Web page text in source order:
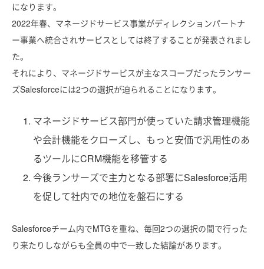
になります。
2022年春、マネージドサービス事業がディレクションパートナ
ー事業へ統合されサービスとしては終了することが発表されまし
た。
それにより、マネージドサービスが主なスコープだったランサー
ズSalesforceには2つの選択が迫られることになります。
マネージドサービス部門が使っていた請求管理機能
や会計機能をクローズし、もっと安価で汎用性のあ
るツールにCRM機能を移管する
今後ランサーズで主力となる部署にSalesforce活用
を促して社内での地位を盤石にする
Salesforceチーム内でMTGを重ね、毎回2つの選択の間で行った
り来たりしながらも全員の中で一致した結論があります。